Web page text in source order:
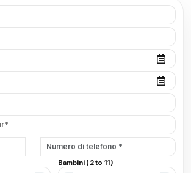
Bambini ( 2 to 11 )